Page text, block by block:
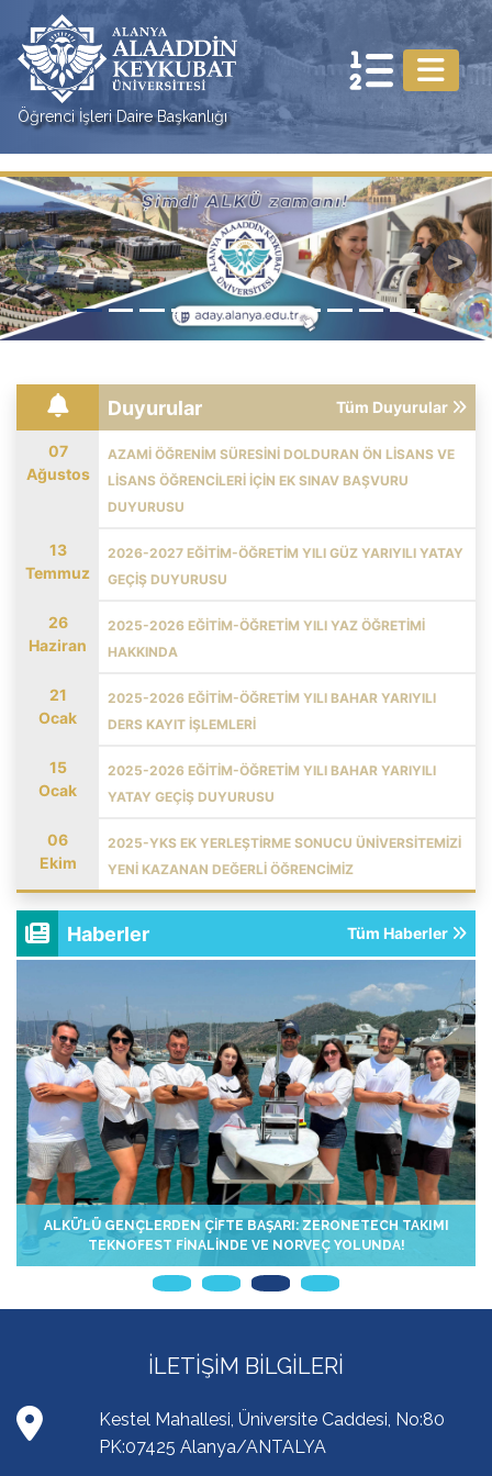
Öğrenci İşleri Daire Başkanlığı
Previous Next
Duyurular Tüm Duyurular
07
Ağustos
AZAMİ ÖĞRENİM SÜRESİNİ DOLDURAN ÖN LİSANS VE
LİSANS ÖĞRENCİLERİ İÇİN EK SINAV BAŞVURU
DUYURUSU
13
Temmuz
2026-2027 EĞİTİM-ÖĞRETİM YILI GÜZ YARIYILI YATAY
GEÇİŞ DUYURUSU
26
Haziran
2025-2026 EĞİTİM-ÖĞRETİM YILI YAZ ÖĞRETİMİ
HAKKINDA
21
Ocak
2025-2026 EĞİTİM-ÖĞRETİM YILI BAHAR YARIYILI
DERS KAYIT İŞLEMLERİ
15
Ocak
2025-2026 EĞİTİM-ÖĞRETİM YILI BAHAR YARIYILI
YATAY GEÇİŞ DUYURUSU
06
Ekim
2025-YKS EK YERLEŞTİRME SONUCU ÜNİVERSİTEMİZİ
YENİ KAZANAN DEĞERLİ ÖĞRENCİMİZ
Haberler Tüm Haberler
ALKÜ’LÜ GENÇLERDEN ÇİFTE BAŞARI: ZERONETECH TAKIMI
TEKNOFEST FİNALİNDE VE NORVEÇ YOLUNDA!
İLETIŞIM BILGILERI
Kestel Mahallesi, Üniversite Caddesi, No:80
PK:07425 Alanya/ANTALYA